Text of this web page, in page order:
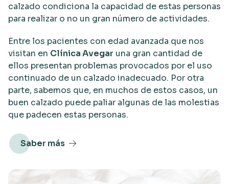
calzado condiciona la capacidad de estas personas
para realizar o no un gran número de actividades.
Entre los pacientes con edad avanzada que nos
visitan en Clínica Avegar una gran cantidad de
ellos presentan problemas provocados por el uso
continuado de un calzado inadecuado. Por otra
parte, sabemos que, en muchos de estos casos, un
buen calzado puede paliar algunas de las molestias
que padecen estas personas.
Saber más